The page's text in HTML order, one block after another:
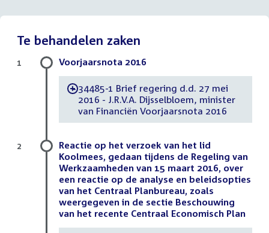
Te behandelen zaken
Voorjaarsnota 2016
-34485-1 Brief regering d.d. 27 mei
2016 - J.R.V.A. Dijsselbloem, minister
van Financiën Voorjaarsnota 2016
1
Reactie op het verzoek van het lid
Koolmees, gedaan tijdens de Regeling van
Werkzaamheden van 15 maart 2016, over
een reactie op de analyse en beleidsopties
van het Centraal Planbureau, zoals
weergegeven in de sectie Beschouwing
van het recente Centraal Economisch Plan
2